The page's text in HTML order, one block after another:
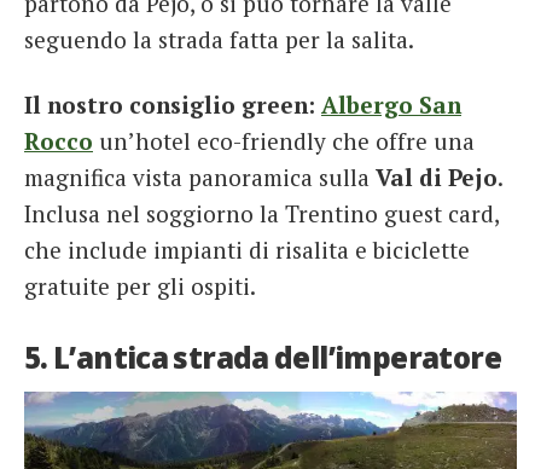
seguendo la strada fatta per la salita.
Il nostro consiglio green: Albergo San
Rocco un’hotel eco-friendly che offre una
magnifica vista panoramica sulla Val di Pejo.
Inclusa nel soggiorno la Trentino guest card,
che include impianti di risalita e biciclette
gratuite per gli ospiti.
5. L’antica strada dell’imperatore